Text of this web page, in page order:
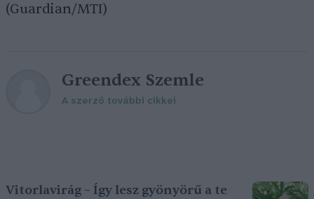
(Guardian/MTI)
Greendex Szemle
A szerző további cikkei
Vitorlavirág – Így lesz gyönyörű a te